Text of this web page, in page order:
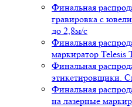
Финальная
гравировка с
до 2,8м/с
Финальная
маркиратор Telesis
Финальная
этикетировщики.
Финальная
на лазерные